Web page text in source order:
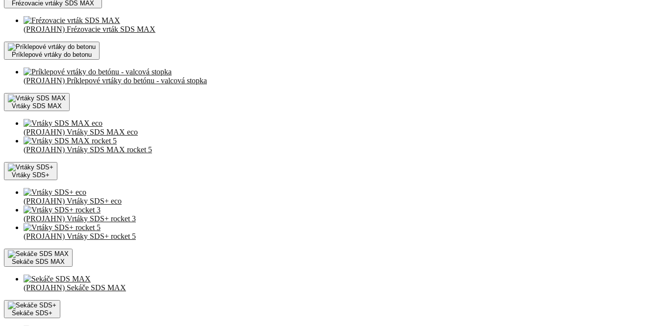
Frézovacie vrtáky SDS MAX
(PROJAHN) Frézovacie vrták SDS MAX
Príklepové vrtáky do betonu
(PROJAHN) Príklepové vrtáky do betónu - valcová stopka
Vrtáky SDS MAX
(PROJAHN) Vrtáky SDS MAX eco
(PROJAHN) Vrtáky SDS MAX rocket 5
Vrtáky SDS+
(PROJAHN) Vrtáky SDS+ eco
(PROJAHN) Vrtáky SDS+ rocket 3
(PROJAHN) Vrtáky SDS+ rocket 5
Sekáče SDS MAX
(PROJAHN) Sekáče SDS MAX
Sekáče SDS+